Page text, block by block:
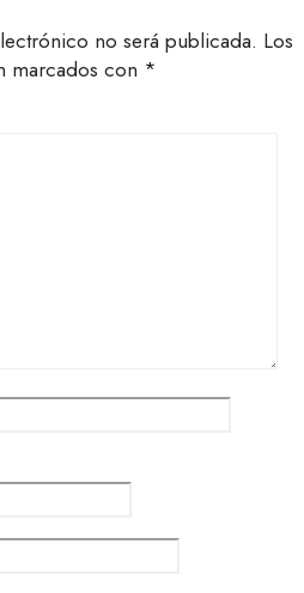
no será publicada. Los
marcados con *